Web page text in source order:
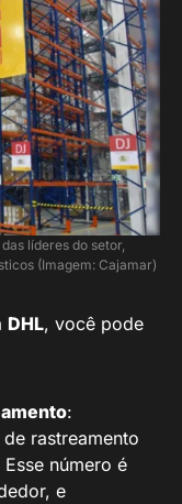
líderes do setor,
(Imagem: Cajamar)
DHL, você pode
:
rastreamento
número é
e